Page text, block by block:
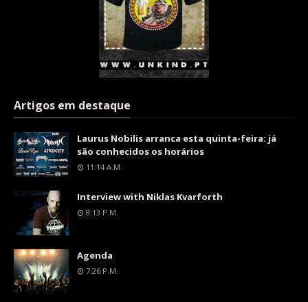
Artigos em destaque
Laurus Nobilis arranca esta quinta-feira: já
são conhecidos os horários
11:14 A.m.
Interview with Niklas Kvarforth
8:13 P.m.
Agenda
7:26 P.m.